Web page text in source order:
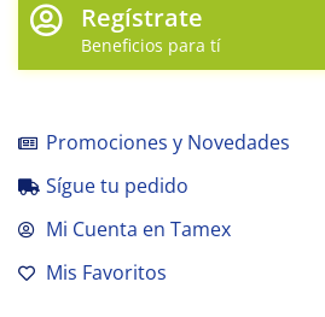
Regístrate
Beneficios para tí
Promociones y Novedades
Sígue tu pedido
Mi Cuenta en Tamex
Mis Favoritos